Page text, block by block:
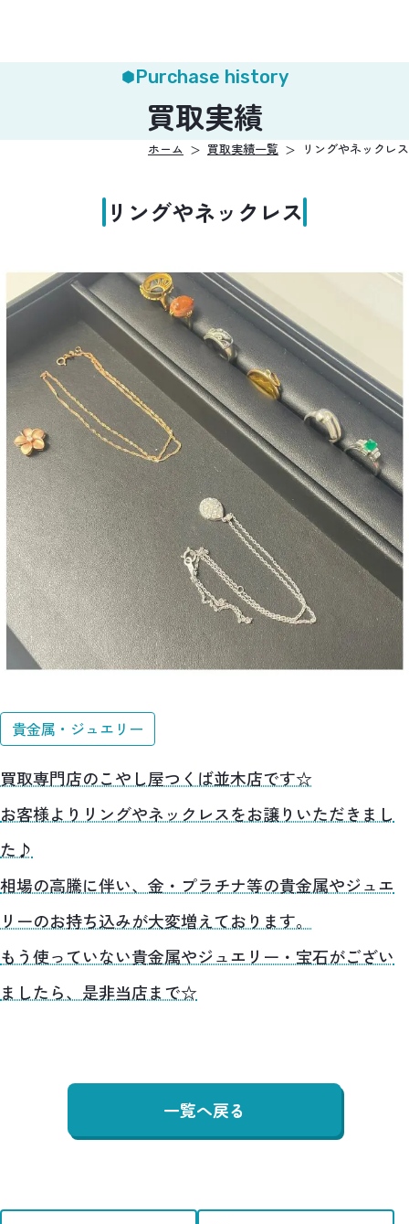
Purchase history
買取実績
ホーム 買取実績一覧 リングやネックレス
リングやネックレス
貴金属・ジュエリー
買取専門店のこやし屋つくば並木店です☆
お客様よりリングやネックレスをお譲りいただきまし
た♪
相場の高騰に伴い、金・プラチナ等の貴金属やジュエ
リーのお持ち込みが大変増えております。
もう使っていない貴金属やジュエリー・宝石がござい
ましたら、是非当店まで☆
一覧へ戻る